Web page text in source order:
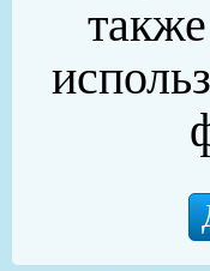
Портал Бизнес-